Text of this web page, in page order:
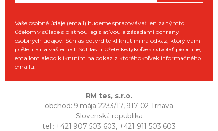
Vaše osobné údaje (email) budeme spracovávať len za týmto
účelom v súlade s platnou legislatívou a zásadami ochrany
osobných údajov. Súhlas potvrdíte kliknutím na odkaz, ktorý vám
pošleme na váš email. Súhlas môžete kedykoľvek odvolať písomne,
emailom alebo kliknutím na odkaz z ktoréhokoľvek informačného
emailu.
RM tes, s.r.o.
obchod: 9.mája 2233/17, 917 02 Trnava
Slovenská republika
tel.: +421 907 503 603, +421 911 503 603